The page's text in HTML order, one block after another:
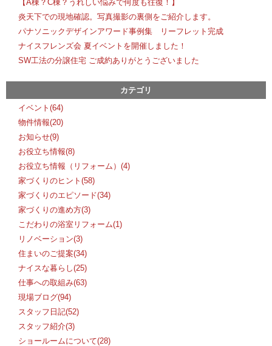
【A棟？C棟？うれしい悩みで何度も往復！】
炎天下での現地確認。写真撮影の裏側をご紹介します。
パナソニックデザインアワード事例集 リーフレット完成
ナイスフレンズ会 夏イベントを開催しました！
SW工法の分譲住宅 ご成約ありがとうございました
カテゴリ
イベント(64)
物件情報(20)
お知らせ(9)
お役立ち情報(8)
お役立ち情報（リフォーム）(4)
家づくりのヒント(58)
家づくりのエピソード(34)
家づくりの進め方(3)
こだわりの浴室リフォーム(1)
リノベーション(3)
住まいのご提案(34)
ナイスな暮らし(25)
仕事への取組み(63)
現場ブログ(94)
スタッフ日記(52)
スタッフ紹介(3)
ショールームについて(28)